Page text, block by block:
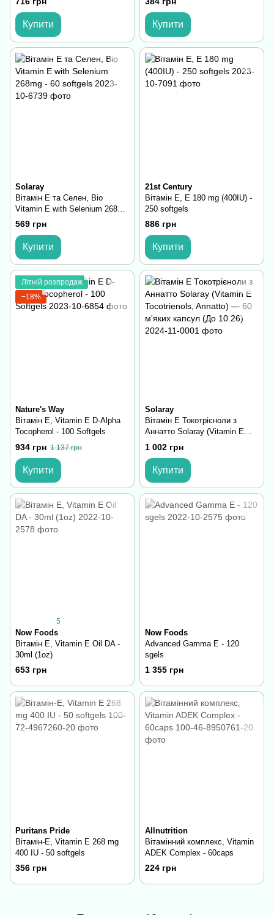
Купити Купити
Solaray
Вітамін E та Селен, Bio
Vitamin E with Selenium 268mg
- 60 softgels
569 грн
Купити
21st Century
Вітамін Е, E 180 mg (400IU) -
250 softgels
886 грн
Купити
Літній розпродаж
−18%
Nature's Way
Вітамін E, Vitamin E D-Alpha
Tocopherol - 100 Softgels
934 грн 1 137 грн
Купити
Solaray
Вітамін E Токотрієноли з
Аннатто Solaray (Vitamin E
Tocotrienols, Annatto) — 60
м'яких капсул (До 10.26)
1 002 грн
Купити
5
Now Foods
Вітамін Е, Vitamin E Oil DA -
30ml (1oz)
653 грн
Now Foods
Advanced Gamma E - 120
sgels
1 355 грн
Puritans Pride
Вітамін-Е, Vitamin E 268 mg
400 IU - 50 softgels
356 грн
Allnutrition
Вітамінний комплекс, Vitamin
ADEK Complex - 60caps
224 грн